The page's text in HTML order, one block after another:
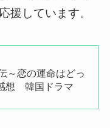
援しています。
～恋の運命はどっ
想 韓国ドラマ